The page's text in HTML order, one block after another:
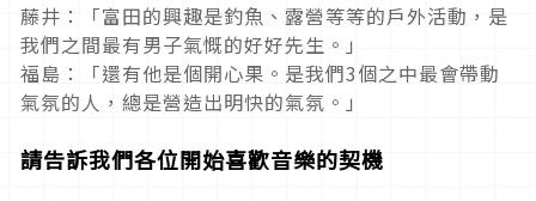
藤井：「富田的興趣是釣魚、露營等等的戶外活動，是
我們之間最有男子氣慨的好好先生。」
福島：「還有他是個開心果。是我們3個之中最會帶動
氣氛的人，總是營造出明快的氣氛。」
請告訴我們各位開始喜歡音樂的契機